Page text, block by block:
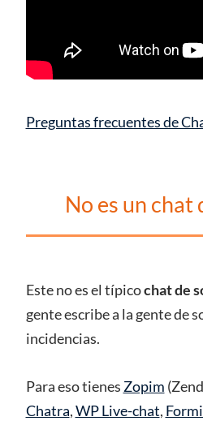
Preguntas frecuentes de
No es un chat
Este no es el típicochat de
gente escribe a la gente de
incidencias.
Para eso tienes Zopim
Chatra,WP Live-chat,